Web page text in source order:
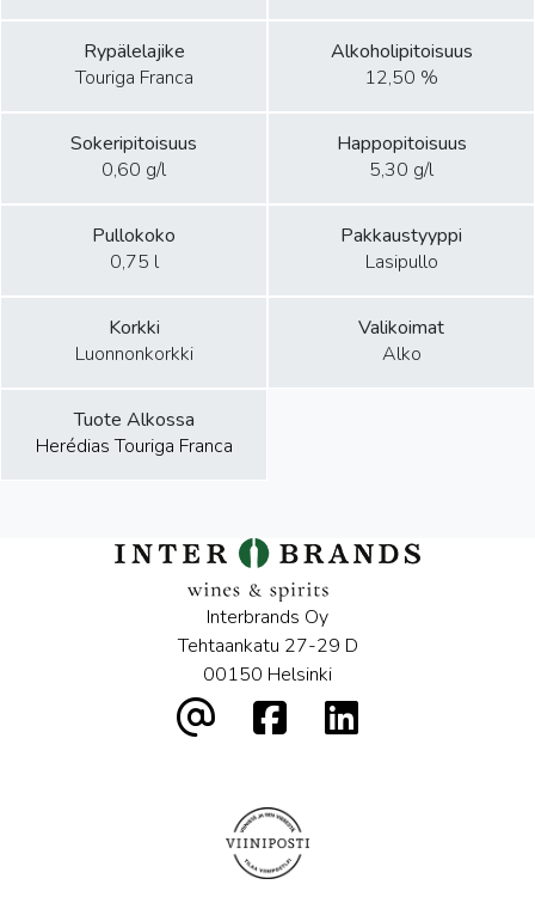
Rypälelajike
Touriga Franca
Alkoholipitoisuus
12,50 %
Sokeripitoisuus
0,60 g/l
Happopitoisuus
5,30 g/l
Pullokoko
0,75 l
Pakkaustyyppi
Lasipullo
Korkki
Luonnonkorkki
Valikoimat
Alko
Tuote Alkossa
Herédias Touriga Franca
Interbrands Oy
Tehtaankatu 27-29 D
00150 Helsinki